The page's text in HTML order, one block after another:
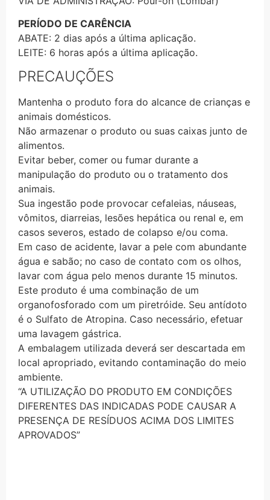
PERÍODO DE CARÊNCIA
ABATE: 2 dias após a última aplicação.
LEITE: 6 horas após a última aplicação.
PRECAUÇÕES
Mantenha o produto fora do alcance de crianças e
animais domésticos.
Não armazenar o produto ou suas caixas junto de
alimentos.
Evitar beber, comer ou fumar durante a
manipulação do produto ou o tratamento dos
animais.
Sua ingestão pode provocar cefaleias, náuseas,
vômitos, diarreias, lesões hepática ou renal e, em
casos severos, estado de colapso e/ou coma.
Em caso de acidente, lavar a pele com abundante
água e sabão; no caso de contato com os olhos,
lavar com água pelo menos durante 15 minutos.
Este produto é uma combinação de um
organofosforado com um piretróide. Seu antídoto
é o Sulfato de Atropina. Caso necessário, efetuar
uma lavagem gástrica.
A embalagem utilizada deverá ser descartada em
local apropriado, evitando contaminação do meio
ambiente.
“A UTILIZAÇÃO DO PRODUTO EM CONDIÇÕES
DIFERENTES DAS INDICADAS PODE CAUSAR A
PRESENÇA DE RESÍDUOS ACIMA DOS LIMITES
APROVADOS”